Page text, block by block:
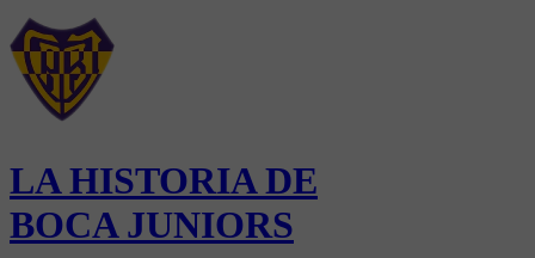
LA HISTORIA DE
BOCA JUNIORS